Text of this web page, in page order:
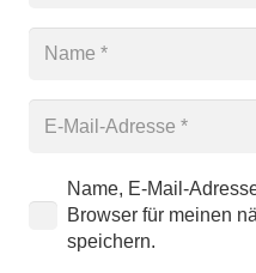
Name, E-Mail-
Browser für meinen
speichern.